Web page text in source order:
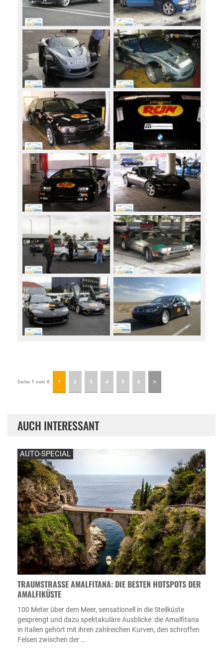
Seite 1 von 6 1 2 3 4 5 6
AUCH INTERESSANT
AUTO-SPECIAL
TRAUMSTRASSE AMALFITANA: DIE BESTEN HOTSPOTS DER A
MALFIKÜSTE
100 Meter über dem Meer, sensationell in die Steilküste
gesprengt und dazu spektakuläre Ausblicke: die Amalfitana
in Italien gehört mit ihren zahlreichen Kurven, den schroffen
Felsen zwischen der …